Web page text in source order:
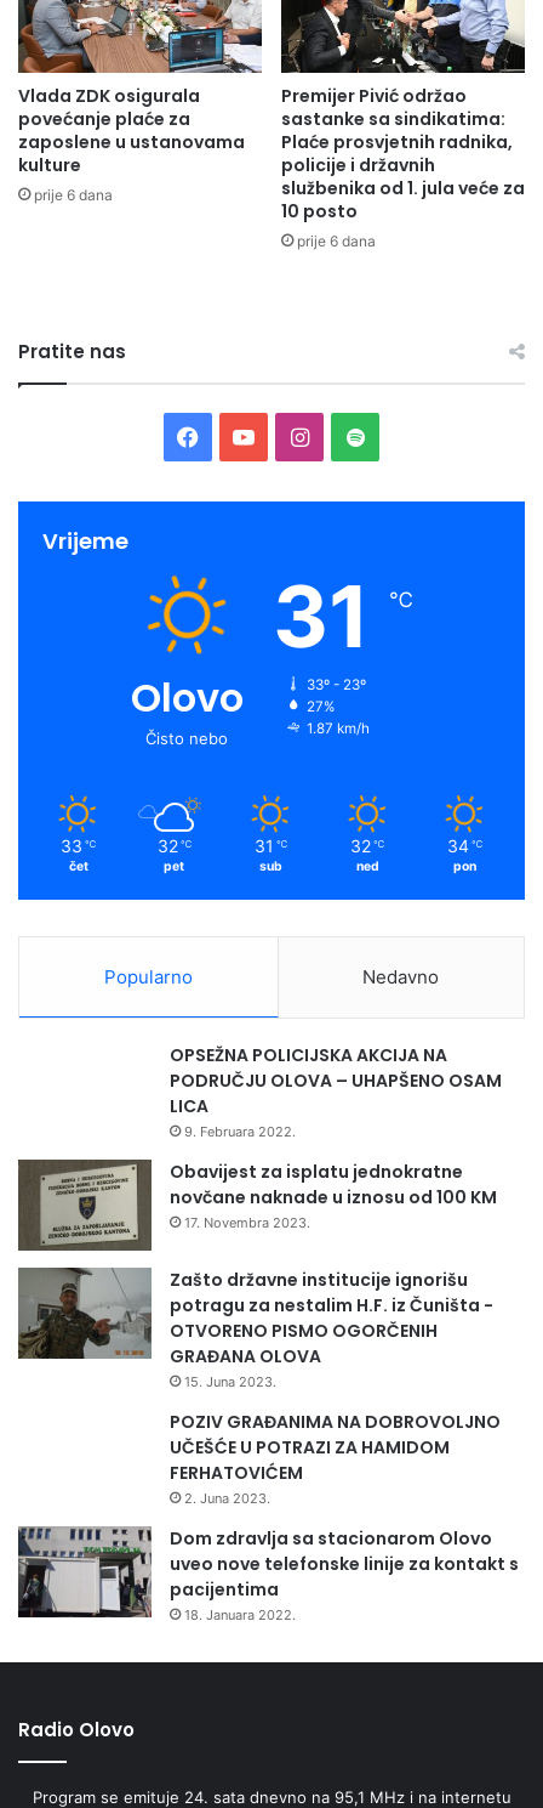
Vlada ZDK osigurala
povećanje plaće za
zaposlene u ustanovama
kulture
prije 6 dana
Premijer Pivić održao
sastanke sa sindikatima:
Plaće prosvjetnih radnika,
policije i državnih
službenika od 1. jula veće za
10 posto
prije 6 dana
Pratite nas
Facebook
YouTubeInstagram
Spotify
Vrijeme
Olovo
Čisto nebo
31 ℃
33º - 23º
27%
1.87 km/h
33 ℃
čet
32 ℃
pet
31 ℃
sub
32 ℃
ned
34 ℃
pon
Popularno Nedavno
OPSEŽNA POLICIJSKA AKCIJA NA
PODRUČJU OLOVA – UHAPŠENO OSAM
LICA
9. Februara 2022.
Obavijest za isplatu jednokratne
novčane naknade u iznosu od 100 KM
17. Novembra 2023.
Zašto državne institucije ignorišu
potragu za nestalim H.F. iz Čuništa -
OTVORENO PISMO OGORČENIH
GRAĐANA OLOVA
15. Juna 2023.
POZIV GRAĐANIMA NA DOBROVOLJNO
UČEŠĆE U POTRAZI ZA HAMIDOM
FERHATOVIĆEM
2. Juna 2023.
Dom zdravlja sa stacionarom Olovo
uveo nove telefonske linije za kontakt s
pacijentima
18. Januara 2022.
Radio Olovo
Program se emituje 24. sata dnevno na 95,1 MHz i na internetu